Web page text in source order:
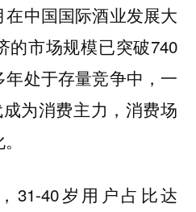
中国国际酒业发展大
的市场规模已突破740
处于存量竞争中，一
为消费主力，消费场
31-40岁用户占比达